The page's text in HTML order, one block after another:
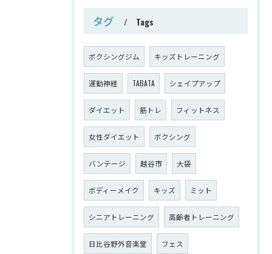
タグ Tags
ボクシングジム キッズトレーニング
運動神経 TABATA シェイプアップ
ダイエット 筋トレ フィットネス
女性ダイエット ボクシング
バンテージ 越谷市 大袋
ボディーメイク キッズ ミット
シニアトレーニング 高齢者トレーニング
日比谷野外音楽堂 フェス